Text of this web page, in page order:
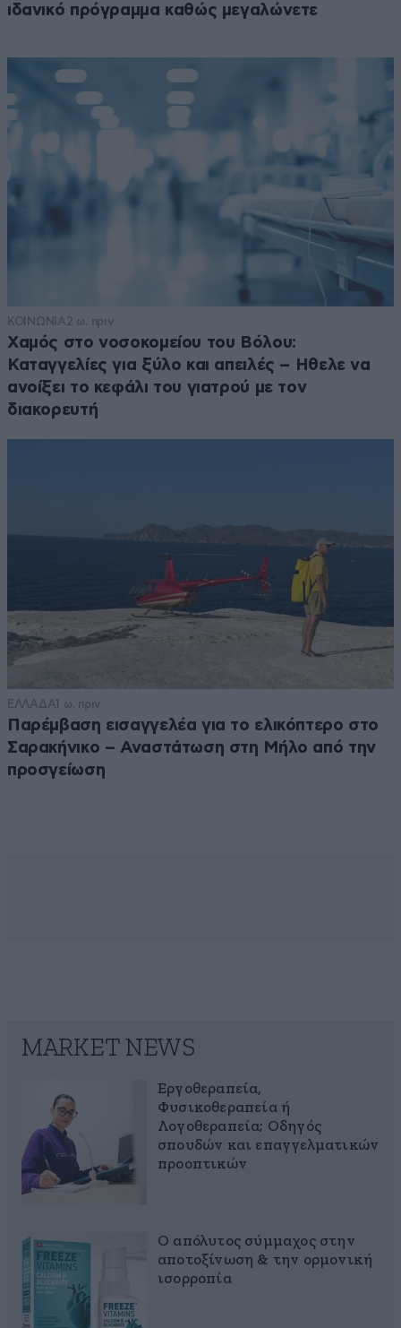
ιδανικό πρόγραμμα καθώς μεγαλώνετε
ΚΟΙΝΩΝΙΑ2 ω. πριν
Χαμός στο νοσοκομείου του Βόλου:
Καταγγελίες για ξύλο και απειλές – Ηθελε να
ανοίξει το κεφάλι του γιατρού με τον
διακορευτή
ΕΛΛΑΔΑ1 ω. πριν
Παρέμβαση εισαγγελέα για το ελικόπτερο στο
Σαρακήνικο – Αναστάτωση στη Μήλο από την
προσγείωση
MARKET NEWS
Εργοθεραπεία,
Φυσικοθεραπεία ή
Λογοθεραπεία; Οδηγός
σπουδών και επαγγελματικών
προοπτικών
Ο απόλυτος σύμμαχος στην
αποτοξίνωση & την ορμονική
ισορροπία